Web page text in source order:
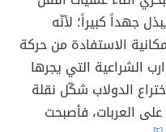
جهداً كبيراً؛ لأنّه
الاستفادة من حركة
الشراعية التي يجرها
الدولاب شكّل نقلة
العربات، فأصبحت